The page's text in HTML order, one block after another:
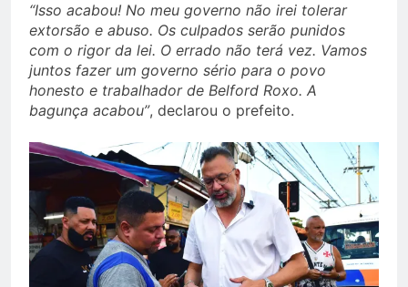
“Isso acabou! No meu governo não irei tolerar
extorsão e abuso. Os culpados serão punidos
com o rigor da lei. O errado não terá vez. Vamos
juntos fazer um governo sério para o povo
honesto e trabalhador de Belford Roxo. A
bagunça acabou”, declarou o prefeito.